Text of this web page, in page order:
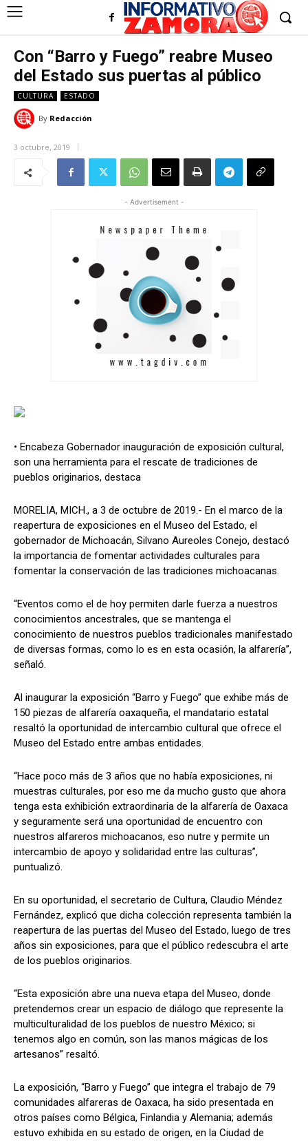
Con “Barro y Fuego” reabre Museo
del Estado sus puertas al público
CULTURA ESTADO
By Redacción
3 octubre, 2019
- Advertisement -
• Encabeza Gobernador inauguración de exposición cultural,
son una herramienta para el rescate de tradiciones de
pueblos originarios, destaca
MORELIA, MICH., a 3 de octubre de 2019.- En el marco de la
reapertura de exposiciones en el Museo del Estado, el
gobernador de Michoacán, Silvano Aureoles Conejo, destacó
la importancia de fomentar actividades culturales para
fomentar la conservación de las tradiciones michoacanas.
“Eventos como el de hoy permiten darle fuerza a nuestros
conocimientos ancestrales, que se mantenga el
conocimiento de nuestros pueblos tradicionales manifestado
de diversas formas, como lo es en esta ocasión, la alfarería”,
señaló.
Al inaugurar la exposición “Barro y Fuego” que exhibe más de
150 piezas de alfarería oaxaqueña, el mandatario estatal
resaltó la oportunidad de intercambio cultural que ofrece el
Museo del Estado entre ambas entidades.
“Hace poco más de 3 años que no había exposiciones, ni
muestras culturales, por eso me da mucho gusto que ahora
tenga esta exhibición extraordinaria de la alfarería de Oaxaca
y seguramente será una oportunidad de encuentro con
nuestros alfareros michoacanos, eso nutre y permite un
intercambio de apoyo y solidaridad entre las culturas”,
puntualizó.
En su oportunidad, el secretario de Cultura, Claudio Méndez
Fernández, explicó que dicha colección representa también la
reapertura de las puertas del Museo del Estado, luego de tres
años sin exposiciones, para que el público redescubra el arte
de los pueblos originarios.
“Esta exposición abre una nueva etapa del Museo, donde
pretendemos crear un espacio de diálogo que represente la
multiculturalidad de los pueblos de nuestro México; si
tenemos algo en común, son las manos mágicas de los
artesanos” resaltó.
La exposición, “Barro y Fuego” que integra el trabajo de 79
comunidades alfareras de Oaxaca, ha sido presentada en
otros países como Bélgica, Finlandia y Alemania; además
estuvo exhibida en su estado de origen, en la Ciudad de